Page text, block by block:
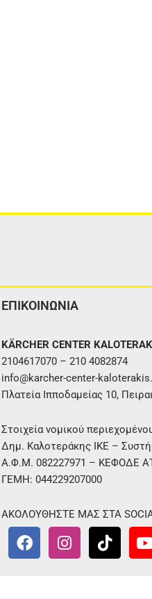
ΕΠΙΚΟΙΝΩΝΙΑ
KÄRCHER CENTER
2104617070 – 210 4082874
info@karcher-center-
Πλατεία Ιπποδαμείας 10,
Στοιχεία νομικού
Δημ. Καλοτεράκης ΙΚΕ –
Α.Φ.Μ. 082227971 – ΚΕΦΟΔΕ
ΓΕΜΗ: 044229207000
ΑΚΟΛΟΥΘΗΣΤΕ ΜΑΣ ΣΤΑ
F
a
I
n
T
i